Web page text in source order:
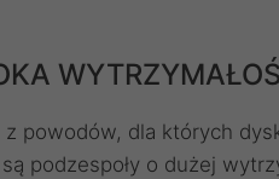
z powodów, dla których
podzespoły o dużej